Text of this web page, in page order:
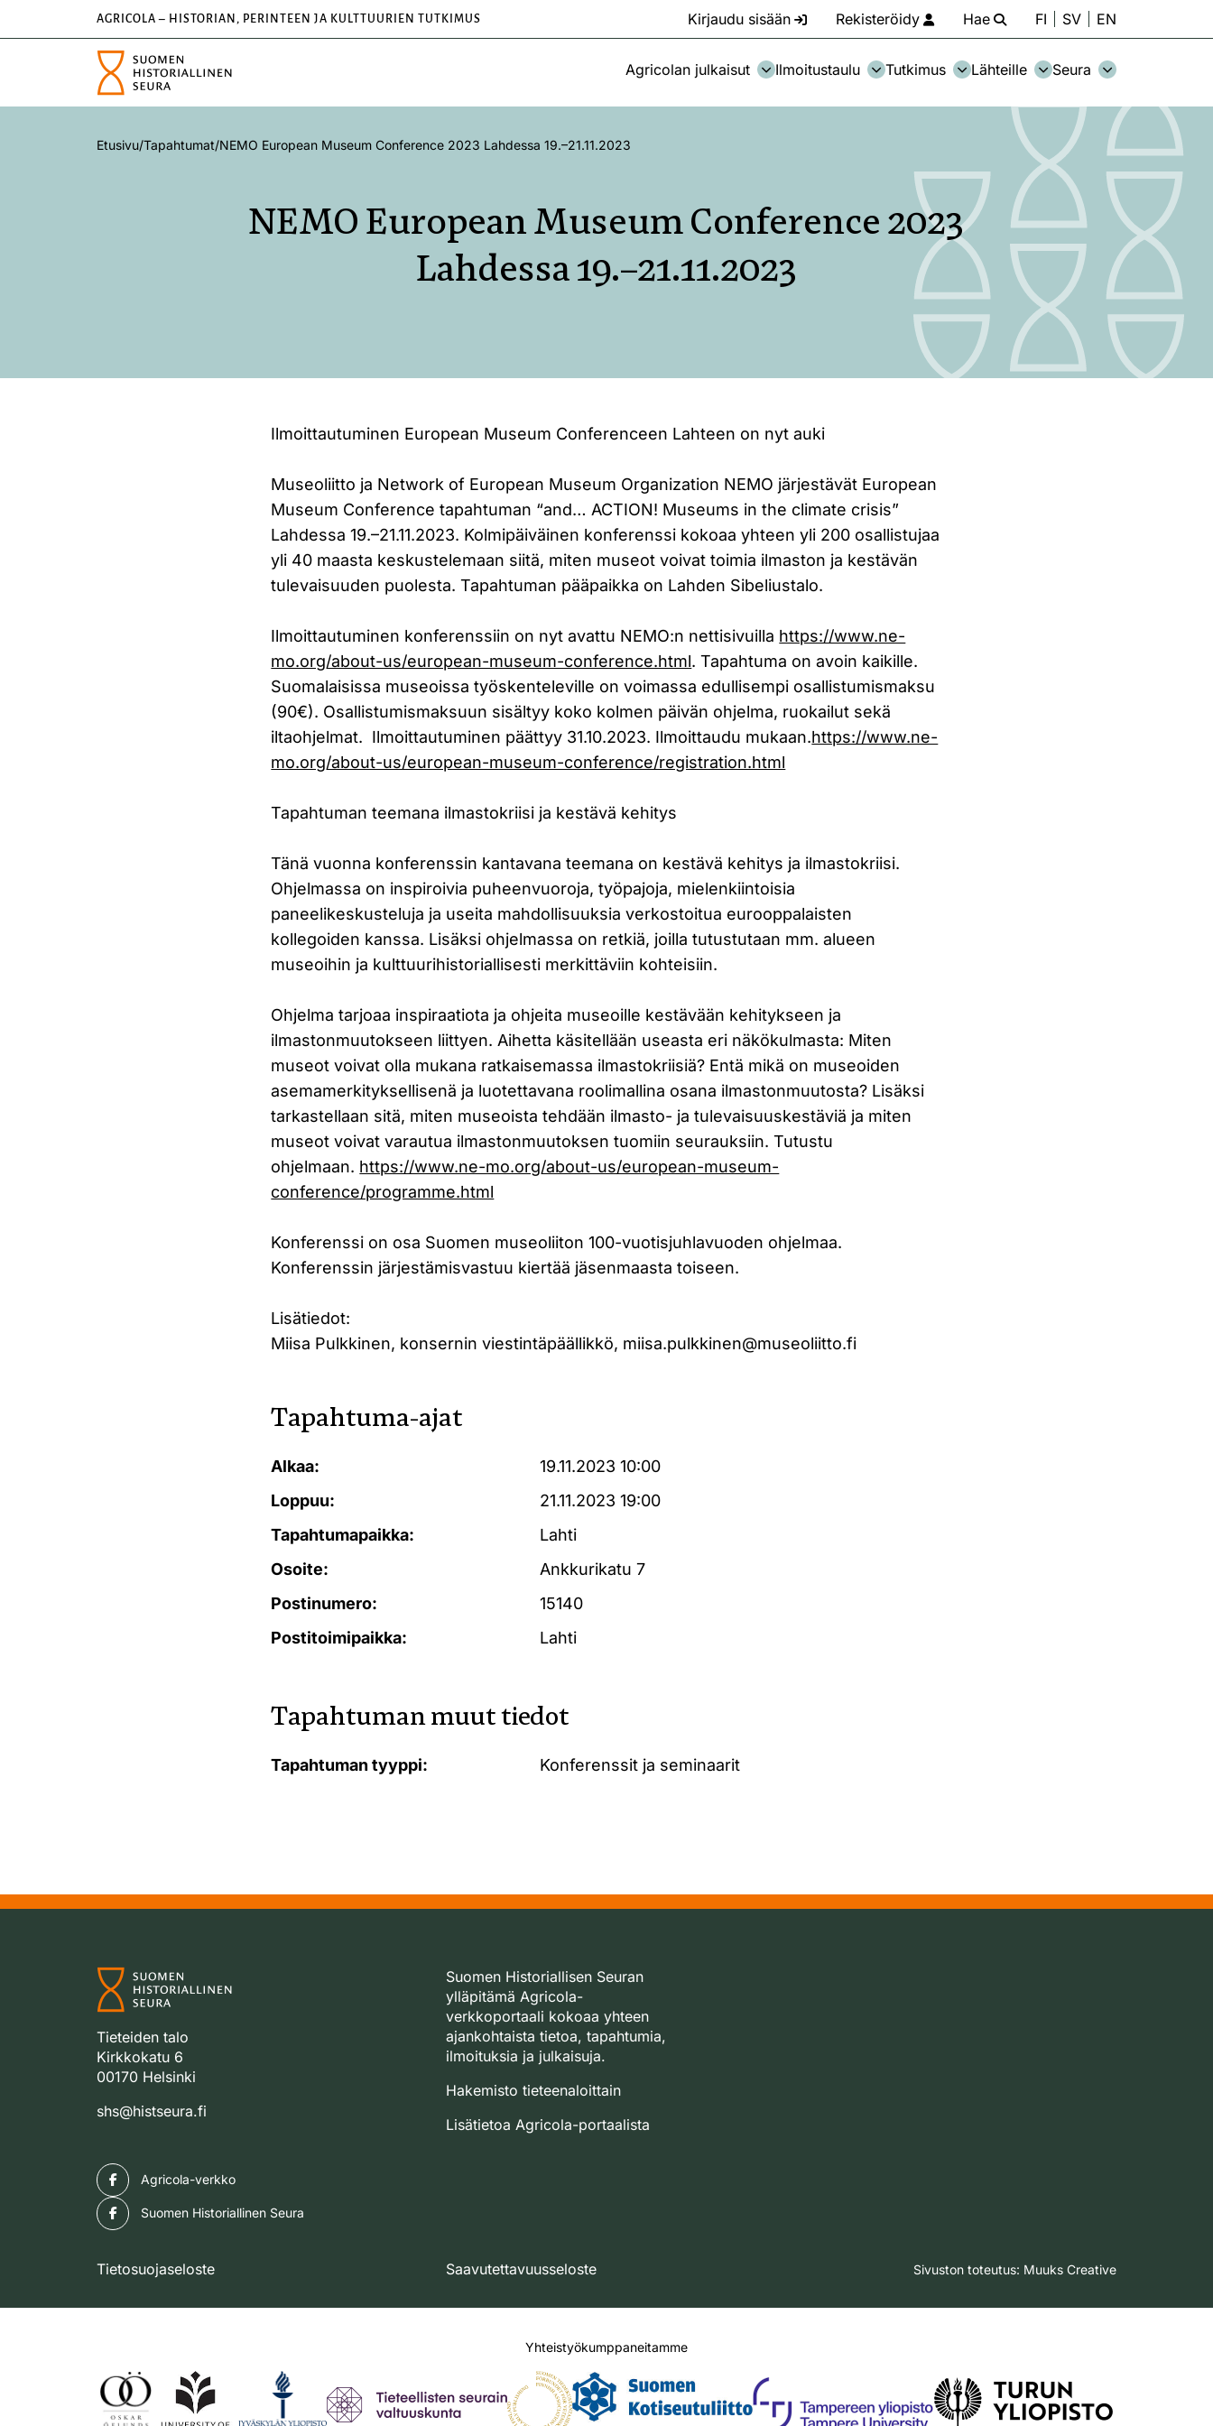
AGRICOLA – HISTORIAN, PERINTEEN JA KULTTUURIEN TUTKIMUS Kirjaudu sisään Rekisteröidy Hae FI SV EN
Agricolan julkaisut Ilmoitustaulu Tutkimus Lähteille Seura
Etusivu/Tapahtumat/NEMO European Museum Conference 2023 Lahdessa 19.–21.11.2023
NEMO European Museum Conference 2023
Lahdessa 19.–21.11.2023
Ilmoittautuminen European Museum Conferenceen Lahteen on nyt auki
Museoliitto ja Network of European Museum Organization NEMO järjestävät European
Museum Conference tapahtuman “and… ACTION! Museums in the climate crisis”
Lahdessa 19.–21.11.2023. Kolmipäiväinen konferenssi kokoaa yhteen yli 200 osallistujaa
yli 40 maasta keskustelemaan siitä, miten museot voivat toimia ilmaston ja kestävän
tulevaisuuden puolesta. Tapahtuman pääpaikka on Lahden Sibeliustalo.
Ilmoittautuminen konferenssiin on nyt avattu NEMO:n nettisivuilla https://www.ne-
mo.org/about-us/european-museum-conference.html. Tapahtuma on avoin kaikille.
Suomalaisissa museoissa työskenteleville on voimassa edullisempi osallistumismaksu
(90€). Osallistumismaksuun sisältyy koko kolmen päivän ohjelma, ruokailut sekä
iltaohjelmat. Ilmoittautuminen päättyy 31.10.2023. Ilmoittaudu mukaan.https://www.ne-
mo.org/about-us/european-museum-conference/registration.html
Tapahtuman teemana ilmastokriisi ja kestävä kehitys
Tänä vuonna konferenssin kantavana teemana on kestävä kehitys ja ilmastokriisi.
Ohjelmassa on inspiroivia puheenvuoroja, työpajoja, mielenkiintoisia
paneelikeskusteluja ja useita mahdollisuuksia verkostoitua eurooppalaisten
kollegoiden kanssa. Lisäksi ohjelmassa on retkiä, joilla tutustutaan mm. alueen
museoihin ja kulttuurihistoriallisesti merkittäviin kohteisiin.
Ohjelma tarjoaa inspiraatiota ja ohjeita museoille kestävään kehitykseen ja
ilmastonmuutokseen liittyen. Aihetta käsitellään useasta eri näkökulmasta: Miten
museot voivat olla mukana ratkaisemassa ilmastokriisiä? Entä mikä on museoiden
asemamerkityksellisenä ja luotettavana roolimallina osana ilmastonmuutosta? Lisäksi
tarkastellaan sitä, miten museoista tehdään ilmasto- ja tulevaisuuskestäviä ja miten
museot voivat varautua ilmastonmuutoksen tuomiin seurauksiin. Tutustu
ohjelmaan. https://www.ne-mo.org/about-us/european-museum-
conference/programme.html
Konferenssi on osa Suomen museoliiton 100-vuotisjuhlavuoden ohjelmaa.
Konferenssin järjestämisvastuu kiertää jäsenmaasta toiseen.
Lisätiedot:
Miisa Pulkkinen, konsernin viestintäpäällikkö, miisa.pulkkinen@museoliitto.fi
Tapahtuma-ajat
Alkaa:
19.11.2023 10:00
Loppuu:
21.11.2023 19:00
Tapahtumapaikka:
Lahti
Osoite:
Ankkurikatu 7
Postinumero:
15140
Postitoimipaikka:
Lahti
Tapahtuman muut tiedot
Tapahtuman tyyppi: Konferenssit ja seminaarit
Tieteiden talo
Kirkkokatu 6
00170 Helsinki
shs@histseura.fi
Suomen Historiallisen Seuran
ylläpitämä Agricola-
verkkoportaali kokoaa yhteen
ajankohtaista tietoa, tapahtumia,
ilmoituksia ja julkaisuja.
Hakemisto tieteenaloittain
Lisätietoa Agricola-portaalista
Agricola-verkko
Suomen Historiallinen Seura
Tietosuojaseloste Saavutettavuusseloste Sivuston toteutus: Muuks Creative
Yhteistyökumppaneitamme